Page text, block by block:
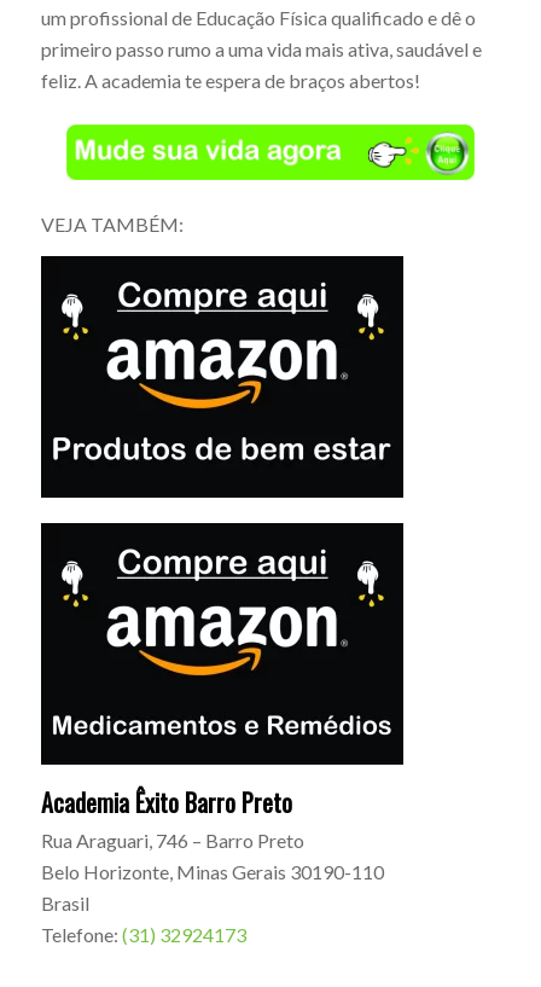
um profissional de Educação Física qualificado e dê o
primeiro passo rumo a uma vida mais ativa, saudável e
feliz. A academia te espera de braços abertos!
VEJA TAMBÉM:
Academia Êxito Barro Preto
Rua Araguari, 746 – Barro Preto
Belo Horizonte, Minas Gerais 30190-110
Brasil
Telefone: (31) 32924173